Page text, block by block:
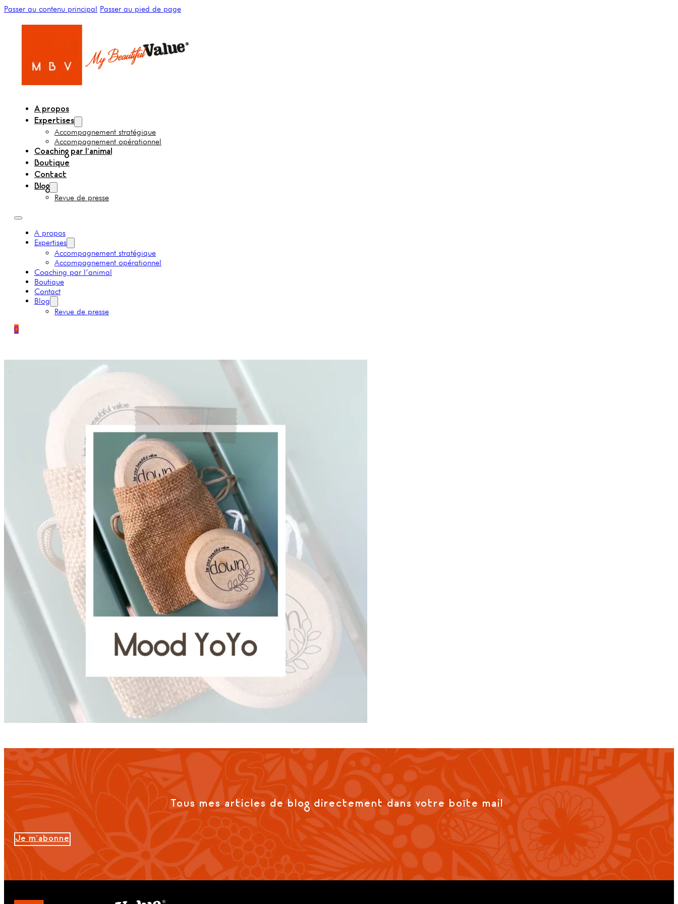
Passer au contenu principal Passer au pied de page
A propos
Expertises
Accompagnement stratégique
Accompagnement opérationnel
Coaching par l’animal
Boutique
Contact
Blog
Revue de presse
A propos
Expertises
Accompagnement stratégique
Accompagnement opérationnel
Coaching par l’animal
Boutique
Contact
Blog
Revue de presse
0
Tous mes articles de blog directement dans votre boîte mail
Je m'abonne